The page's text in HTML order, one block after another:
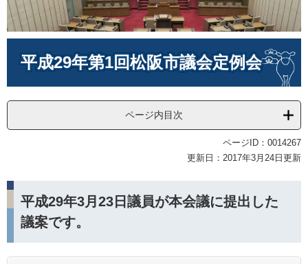
平成29年第1回松阪市議会定例会
ページ内目次
ページID：0014267
更新日：2017年3月24日更新
平成29年3月23日議員が本会議に提出した
議案です。